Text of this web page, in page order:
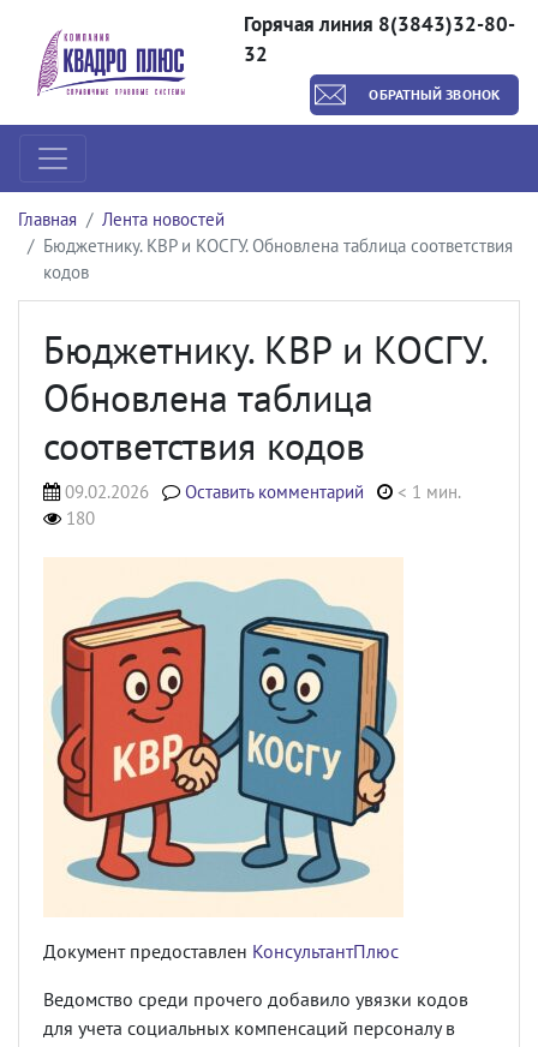
Горячая линия 8(3843)32-80-
32
ОБРАТНЫЙ ЗВОНОК
Главная
Лента новостей
Бюджетнику. КВР и КОСГУ. Обновлена таблица соответствия
кодов
Бюджетнику. КВР и КОСГУ.
Обновлена таблица
соответствия кодов
09.02.2026 Оставить комментарий
< 1 мин.
180
Документ предоставлен КонсультантПлюс
Ведомство среди прочего добавило увязки кодов
для учета социальных компенсаций персоналу в